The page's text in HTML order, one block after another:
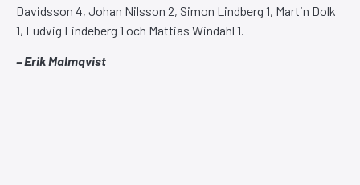
Davidsson 4, Johan Nilsson 2, Simon Lindberg 1, Martin Dolk
1, Ludvig Lindeberg 1 och Mattias Windahl 1.
– Erik Malmqvist